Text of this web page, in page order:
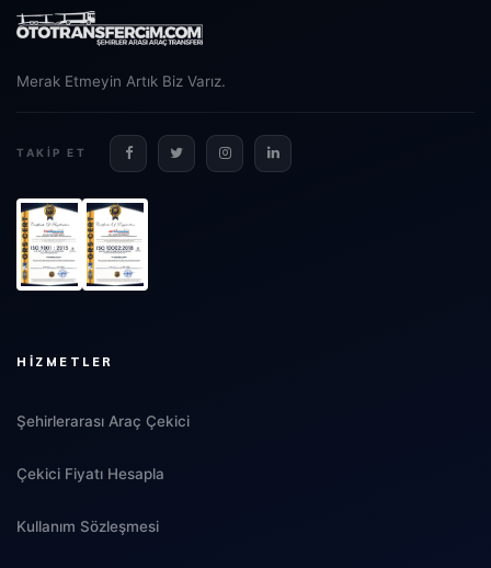
Merak Etmeyin Artık Biz Varız.
TAKIP ET
HIZMETLER
Şehirlerarası Araç Çekici
Çekici Fiyatı Hesapla
Kullanım Sözleşmesi